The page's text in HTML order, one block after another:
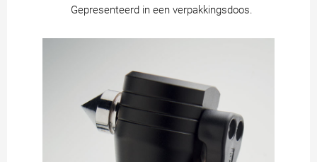
Gepresenteerd in een verpakkingsdoos.